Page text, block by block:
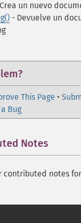
un nuevo
- Devuelve un
This Page •
Bug
Notes
contributed notes